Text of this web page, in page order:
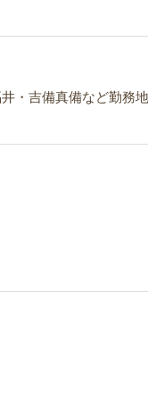
・吉備真備など勤務